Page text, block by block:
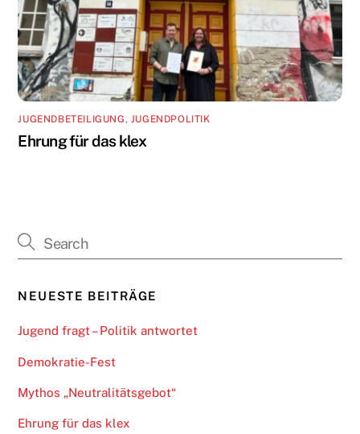
JUGENDBETEILIGUNG, JUGENDPOLITIK
Ehrung für das klex
NEUESTE BEITRÄGE
Jugend fragt – Politik antwortet
Demokratie-Fest
Mythos „Neutralitätsgebot“
Ehrung für das klex